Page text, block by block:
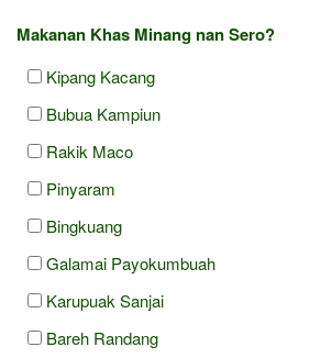
Makanan Khas Minang nan Sero?
Kipang Kacang
Bubua Kampiun
Rakik Maco
Pinyaram
Bingkuang
Galamai Payokumbuah
Karupuak Sanjai
Bareh Randang